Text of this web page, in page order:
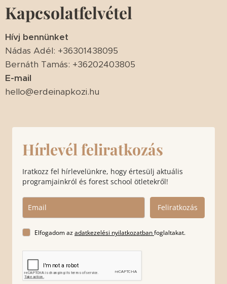
Kapcsolatfelvétel
Hívj bennünket
Nádas Adél: +36301438095
Bernáth Tamás: +36202403805
E-mail
hello@erdeinapkozi.hu
Hírlevél feliratkozás
Iratkozz fel hírlevelünkre, hogy értesülj aktuális
programjainkról és forest school ötletekről!
Feliratkozás
Elfogadom azadatkezelési nyilatkozatbanfoglaltakat.